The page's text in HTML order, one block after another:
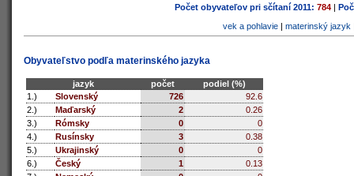
Počet obyvateľov pri sčítaní 2011: 784 |
vek a pohlavie| materinský jazyk
Obyvateľstvo podľa materinského jazyka
jazyk počet
podiel (%)
1.)
Slovenský 726
92.6
2.)
Maďarský 2
0.26
3.)
Rómsky 0
0
4.)
Rusínsky 3
0.38
5.)
Ukrajinský 0
0
6.)
Český 1
0.13